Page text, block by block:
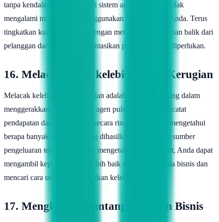
tanpa kendala. Jaga kestabilan sistem agar pelanggan tidak
mengalami masalah saat menggunakan layanan pulsa Anda. Terus
tingkatkan kualitas layanan dengan mendengarkan umpan balik dari
pelanggan dan mengimplementasikan perbaikan yang diperlukan.
16. Melacak Jejak kelebihan dan Kerugian
Melacak kelebihan dan kerugian adalah tindakan penting dalam
menggerakkan bisnis sebagai agen pulsa. Dengan mencatat
pendapatan dan pengeluaran secara rinci, Anda dapat mengetahui
berapa banyak kelebihan yang dihasilkan dan di mana sumber
pengeluaran terbesar. Dengan mengetahui data tersebut, Anda dapat
mengambil keputusan yang lebih baik dalam mengelola bisnis dan
mencari cara untuk meningkatkan kelebihan.
17. Menghadapi Tantangan dalam Bisnis